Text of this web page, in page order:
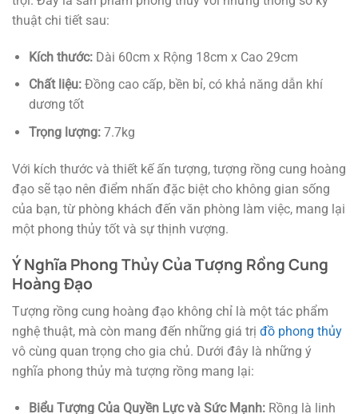
thuật chi tiết sau:
Kích thước:Dài 60cm x Rộng 18cm x Cao 29cm
Chất liệu:Đồng cao cấp, bền bỉ, có khả năng dẫn khí
dương tốt
Trọng lượng:7.7kg
Với kích thước và thiết kế ấn tượng, tượng rồng cung hoàng
đạo sẽ tạo nên điểm nhấn đặc biệt cho không gian sống
của bạn, từ phòng khách đến văn phòng làm việc, mang lại
một phong thủy tốt và sự thịnh vượng.
Ý Nghĩa Phong Thủy Của Tượng Rồng Cung
Hoàng Đạo
Tượng rồng cung hoàng đạo không chỉ là một tác phẩm
nghệ thuật, mà còn mang đến những giá trị đồ phong thủy
vô cùng quan trọng cho gia chủ. Dưới đây là những ý
nghĩa phong thủy mà tượng rồng mang lại:
Biểu Tượng Của Quyền Lực và Sức Mạnh:Rồng là linh